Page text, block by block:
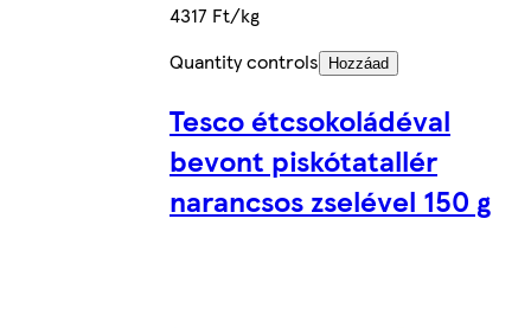
4317 Ft/kg
Quantity controls
Hozzáad
Tesco étcsokoládéval
bevont piskótatallér
narancsos zselével 150 g